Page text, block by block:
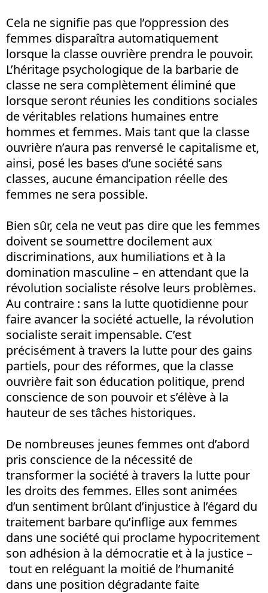
Cela ne signifie pas que l’oppression des
femmes disparaîtra automatiquement
lorsque la classe ouvrière prendra le pouvoir.
L’héritage psychologique de la barbarie de
classe ne sera complètement éliminé que
lorsque seront réunies les conditions sociales
de véritables relations humaines entre
hommes et femmes. Mais tant que la classe
ouvrière n’aura pas renversé le capitalisme et,
ainsi, posé les bases d’une société sans
classes, aucune émancipation réelle des
femmes ne sera possible.
Bien sûr, cela ne veut pas dire que les femmes
doivent se soumettre docilement aux
discriminations, aux humiliations et à la
domination masculine – en attendant que la
révolution socialiste résolve leurs problèmes.
Au contraire : sans la lutte quotidienne pour
faire avancer la société actuelle, la révolution
socialiste serait impensable. C’est
précisément à travers la lutte pour des gains
partiels, pour des réformes, que la classe
ouvrière fait son éducation politique, prend
conscience de son pouvoir et s’élève à la
hauteur de ses tâches historiques.
De nombreuses jeunes femmes ont d’abord
pris conscience de la nécessité de
transformer la société à travers la lutte pour
les droits des femmes. Elles sont animées
d’un sentiment brûlant d’injustice à l’égard du
traitement barbare qu’inflige aux femmes
dans une société qui proclame hypocritement
son adhésion à la démocratie et à la justice –
tout en reléguant la moitié de l’humanité
dans une position dégradante faite